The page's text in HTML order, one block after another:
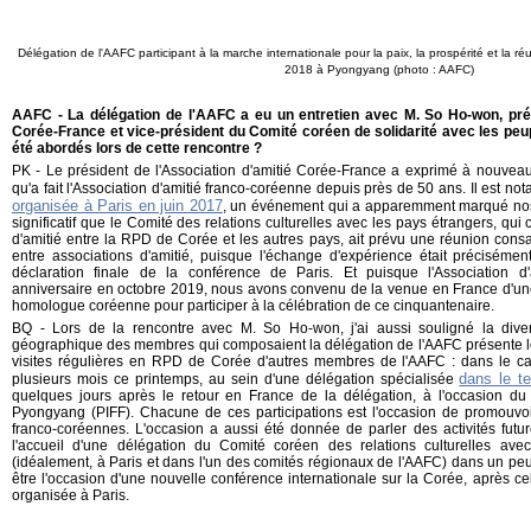
Délégation de l'AAFC participant à la marche internationale pour la paix, la prospérité et la
2018 à Pyongyang (photo : AAFC)
AAFC - La délégation de l'AAFC a eu un entretien avec M. So Ho-won,
Corée-France et vice-président du Comité coréen de solidarité avec les
été abordés lors de cette rencontre ?
PK - Le président de l'Association d'amitié Corée-France a exprimé à
qu'a fait l'Association d'amitié franco-coréenne depuis près de 50 ans. Il est
organisée à Paris en juin 2017, un événement qui a apparemment marqué
significatif que le Comité des relations culturelles avec les pays étrangers, qui
d'amitié entre la RPD de Corée et les autres pays, ait prévu une réunion
entre associations d'amitié, puisque l'échange d'expérience était
déclaration finale de la conférence de Paris. Et puisque l'Association
anniversaire en octobre 2019, nous avons convenu de la venue en France
homologue coréenne pour participer à la célébration de ce cinquantenaire.
BQ - Lors de la rencontre avec M. So Ho-won, j'ai aussi souligné la
géographique des membres qui composaient la délégation de l'AAFC présente
visites régulières en RPD de Corée d'autres membres de l'AAFC : dans le
plusieurs mois ce printemps, au sein d'une délégation spécialiséedans le
quelques jours après le retour en France de la délégation, à l'occasion
Pyongyang (PIFF). Chacune de ces participations est l'occasion de
franco-coréennes. L'occasion a aussi été donnée de parler des activités
l'accueil d'une délégation du Comité coréen des relations culturelles
(idéalement, à Paris et dans l'un des comités régionaux de l'AAFC) dans un
être l'occasion d'une nouvelle conférence internationale sur la Corée, après
organisée à Paris.